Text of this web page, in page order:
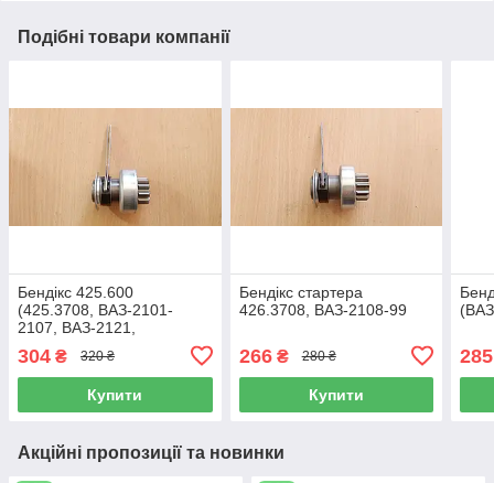
Подібні товари компанії
Бендікс 425.600
(425.3708, ВАЗ-2101-
2107, ВАЗ-2121,
ВАЗ-21213, ВАЗ-21214)
304 ₴ 320 ₴
Купити
Бендікс стартера
426.3708, ВАЗ-2108-99
266₴ 280 ₴
Купити
285
Акційні пропозиції та новинки